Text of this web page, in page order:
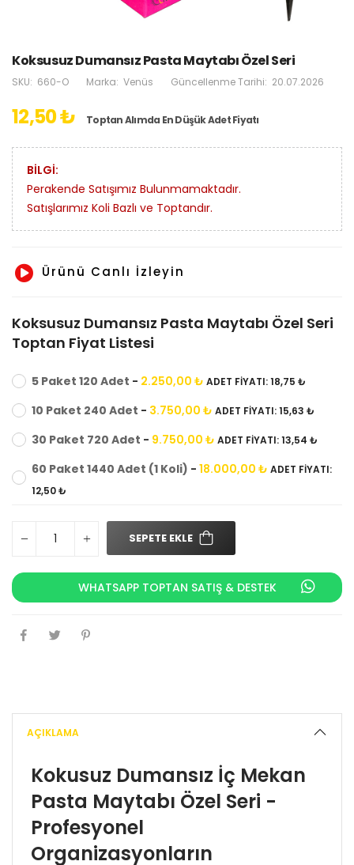
Koksusuz Dumansız Pasta Maytabı Özel Seri
SKU: 660-O Marka: Venüs Güncellenme Tarihi: 20.07.2026
12,50 ₺ Toptan Alımda En Düşük Adet Fiyatı
BİLGİ:
Perakende Satışımız Bulunmamaktadır.
Satışlarımız Koli Bazlı ve Toptandır.
Ürünü Canlı İzleyin
Koksusuz Dumansız Pasta Maytabı Özel Seri
Toptan Fiyat Listesi
5 Paket 120 Adet - 2.250,00 ₺ ADET FIYATI: 18,75 ₺
10 Paket 240 Adet - 3.750,00 ₺ ADET FIYATI: 15,63 ₺
30 Paket 720 Adet - 9.750,00 ₺ ADET FIYATI: 13,54 ₺
60 Paket 1440 Adet (1 Koli) - 18.000,00 ₺ ADET FIYATI:
12,50 ₺
SEPETE EKLE
WHATSAPP TOPTAN SATIŞ & DESTEK
AÇIKLAMA
Kokusuz Dumansız İç Mekan
Pasta Maytabı Özel Seri -
Profesyonel
Organizasyonların